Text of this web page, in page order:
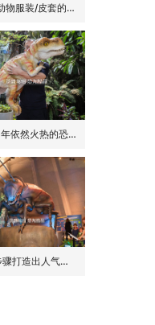
仿真动物服装/皮套的6大卖点
2026年依然火热的恐龙手偶道具
9个步骤打造出人气旺的巨型昆虫世界展